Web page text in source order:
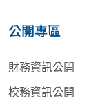
公開專區
財務資訊公開
校務資訊公開